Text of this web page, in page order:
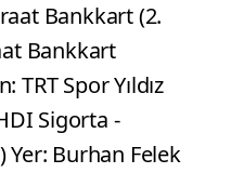
Bankkart (2.
Bankkart
TRT Spor Yıldız
Sigorta -
Yer: Burhan Felek